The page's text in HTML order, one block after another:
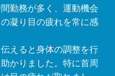
勤務が多く、運動機会
凝り目の疲れを常に感
えると身体の調整を行
かりました。特に首周